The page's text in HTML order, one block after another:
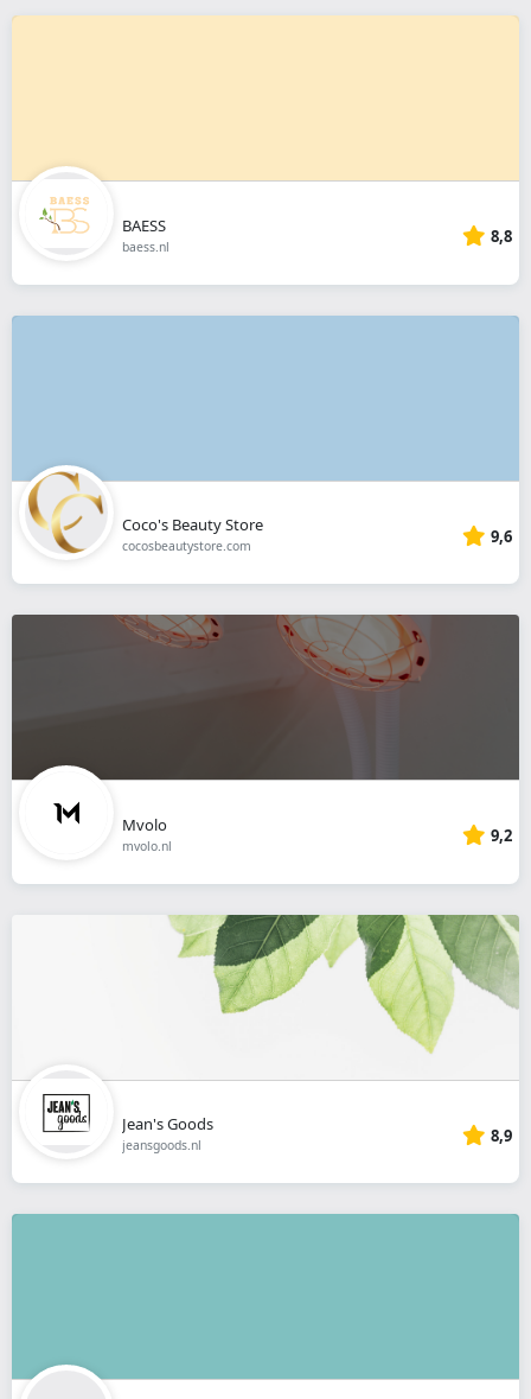
BAESS
baess.nl 8,8
Coco's Beauty Store
cocosbeautystore.com 9,6
Mvolo
mvolo.nl 9,2
Jean's Goods
jeansgoods.nl 8,9